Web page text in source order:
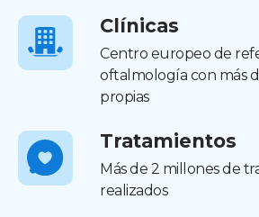
Clínicas
Centro europeo de
oftalmología con más
propias
Tratamientos
Más de 2 millones de
realizados